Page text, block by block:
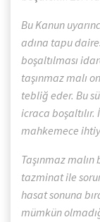
Bu Kanun
adına tapu
boşaltılması
taşınmaz malı
tebliğ eder. Bu
icraca
mahkemece
Taşınmaz
tazminat ile
hasat sonuna
mümkün